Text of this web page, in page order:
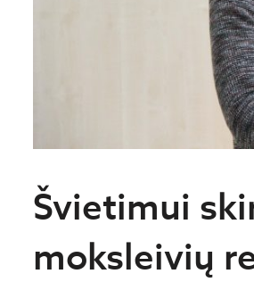
Švietimui
moksleivių